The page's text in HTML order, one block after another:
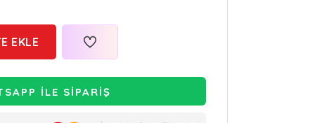
EKLE
İLE SİPARİŞ